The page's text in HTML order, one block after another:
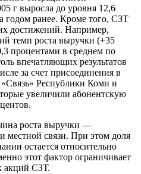
г выросла до уровня 12,6
годом ранее. Кроме того, СЗТ
достижений. Например,
темп роста выручки (+35
процентами в среднем по
впечатляющих результатов
за счет присоединения в
Республики Коми и
увеличили абонентскую
роста выручки —
местной связи. При этом доля
остается относительно
этот фактор ограничивает
акций СЗТ.